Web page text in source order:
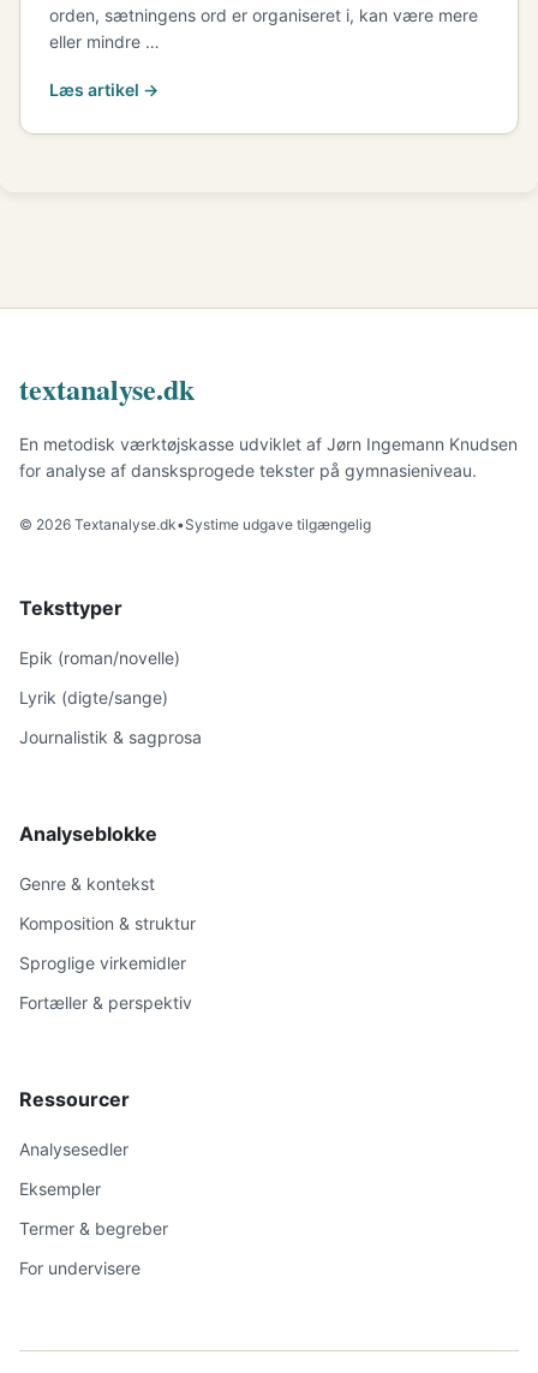
orden, sætningens ord er organiseret i, kan være mere
eller mindre …
Læs artikel →
textanalyse.dk
En metodisk værktøjskasse udviklet af Jørn Ingemann Knudsen
for analyse af dansksprogede tekster på gymnasieniveau.
© 2026 Textanalyse.dk•Systime udgave tilgængelig
Teksttyper
Epik (roman/novelle)
Lyrik (digte/sange)
Journalistik & sagprosa
Analyseblokke
Genre & kontekst
Komposition & struktur
Sproglige virkemidler
Fortæller & perspektiv
Ressourcer
Analysesedler
Eksempler
Termer & begreber
For undervisere